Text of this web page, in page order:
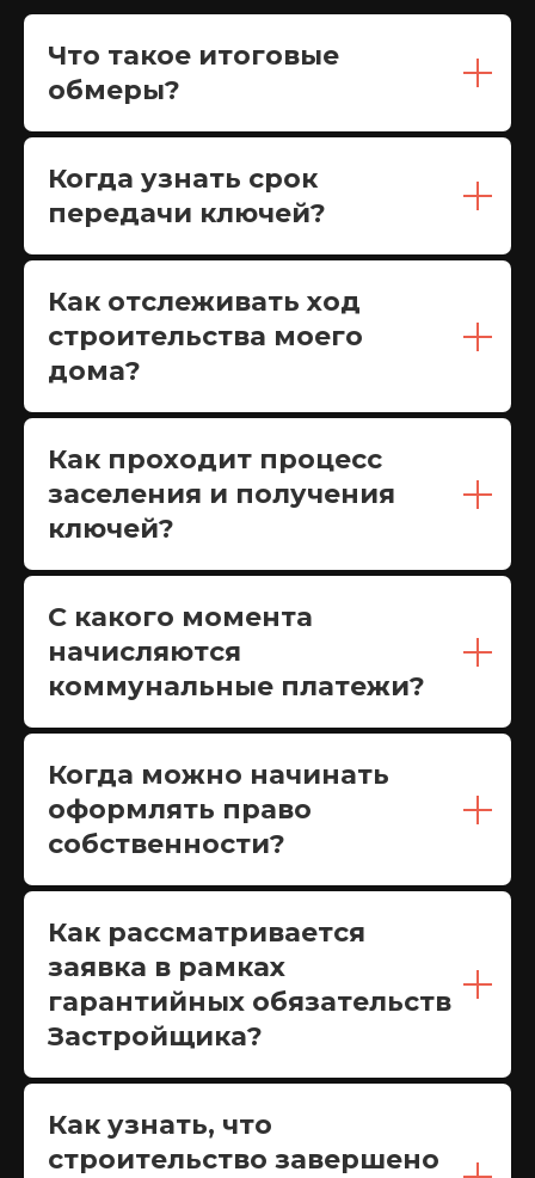
Что такое итоговые
обмеры?
Когда узнать срок
передачи ключей?
Как отслеживать ход
строительства моего
дома?
Как проходит процесс
заселения и получения
ключей?
С какого момента
начисляются
коммунальные платежи?
Когда можно начинать
оформлять право
собственности?
Как рассматривается
заявка в рамках
гарантийных обязательств
Застройщика?
Как узнать, что
строительство завершено